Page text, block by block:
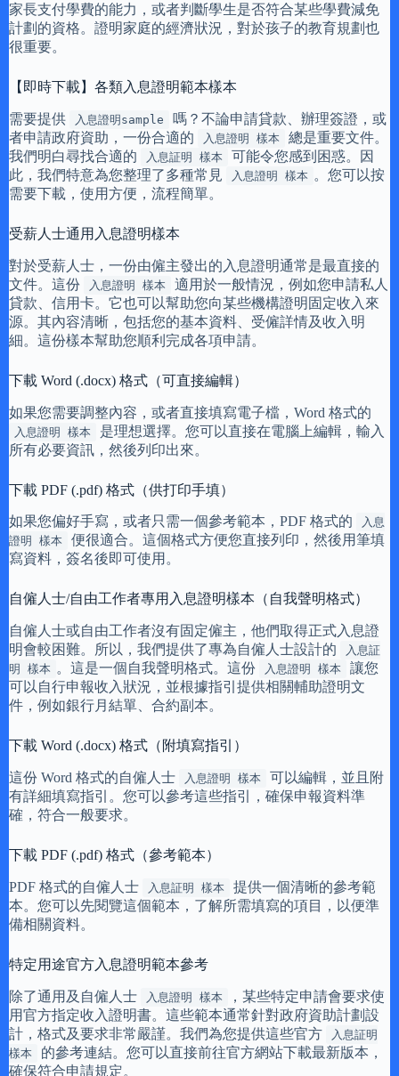
家長支付學費的能力，或者判斷學生是否符合某些學費減免
計劃的資格。證明家庭的經濟狀況，對於孩子的教育規劃也
很重要。
【即時下載】各類入息證明範本樣本
需要提供 入息證明sample
嗎？不論申請貸款、辦理簽證，或
者申請政府資助，一份合適的
入息證明 樣本
總是重要文件。
我們明白尋找合適的
入息証明 樣本
可能令您感到困惑。因
此，我們特意為您整理了多種常見
入息證明 樣本 。您可以按
需要下載，使用方便，流程簡單。
受薪人士通用入息證明樣本
對於受薪人士，一份由僱主發出的入息證明通常是最直接的
文件。這份
入息證明 樣本
適用於一般情況，例如您申請私人
貸款、信用卡。它也可以幫助您向某些機構證明固定收入來
源。其內容清晰，包括您的基本資料、受僱詳情及收入明
細。這份樣本幫助您順利完成各項申請。
下載 Word (.docx) 格式（可直接編輯）
如果您需要調整內容，或者直接填寫電子檔，Word 格式的
入息證明 樣本
是理想選擇。您可以直接在電腦上編輯，輸入
所有必要資訊，然後列印出來。
下載 PDF (.pdf) 格式（供打印手填）
如果您偏好手寫，或者只需一個參考範本，PDF 格式的
入息
證明 樣本
便很適合。這個格式方便您直接列印，然後用筆填
寫資料，簽名後即可使用。
自僱人士/自由工作者專用入息證明樣本（自我聲明格式）
自僱人士或自由工作者沒有固定僱主，他們取得正式入息證
明會較困難。所以，我們提供了專為自僱人士設計的
入息証
明 樣本 。這是一個自我聲明格式。這份 入息證明 樣本
讓您
可以自行申報收入狀況，並根據指引提供相關輔助證明文
件，例如銀行月結單、合約副本。
下載 Word (.docx) 格式（附填寫指引）
這份 Word 格式的自僱人士 入息證明 樣本
可以編輯，並且附
有詳細填寫指引。您可以參考這些指引，確保申報資料準
確，符合一般要求。
下載 PDF (.pdf) 格式（參考範本）
PDF 格式的自僱人士 入息証明 樣本
提供一個清晰的參考範
本。您可以先閱覽這個範本，了解所需填寫的項目，以便準
備相關資料。
特定用途官方入息證明範本參考
除了通用及自僱人士 入息證明 樣本
，某些特定申請會要求使
用官方指定收入證明書。這些範本通常針對政府資助計劃設
計，格式及要求非常嚴謹。我們為您提供這些官方
入息証明
樣本
的參考連結。您可以直接前往官方網站下載最新版本，
確保符合申請規定。